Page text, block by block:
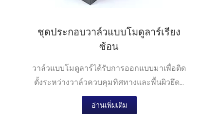
ชุดประกอบวาล์วแบบโมดูลาร์เรียง
ซ้อน
วาล์วแบบโมดูลาร์ได้รับการออกแบบมาเพื่อติด
ตั้งระหว่างวาล์วควบคุมทิศทางและพื้นผิวยึด...
อ่านเพิ่มเติม